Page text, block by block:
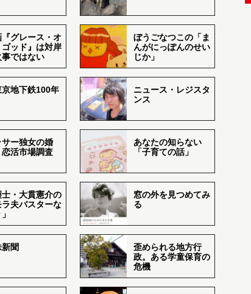
『グレース・オ
ゴッド』は対岸
事ではない
ぼうごなつこの「ま
んがにっぽんのせい
じか」
京地下鉄100年
ニュース・レジスタ
ンス
サー独女の婚
恋活市場調査
あなたの知らない
「子育ての話」
士・大貫憲介の
ラ夫バスターな
窓の外を見つめてみ
る
新聞
歪められる地方行
政。ある学童保育の
危機